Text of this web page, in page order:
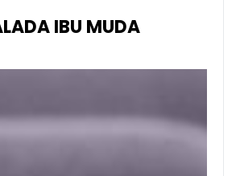
IBU MUDA